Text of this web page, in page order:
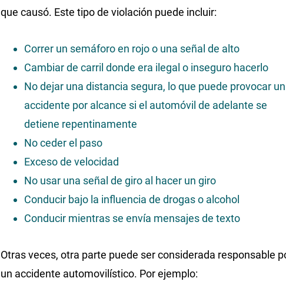
que causó. Este tipo de violación puede incluir:
Correr un semáforo en rojo o una señal de alto
Cambiar de carril donde era ilegal o inseguro hacerlo
No dejar una distancia segura, lo que puede provocar un
accidente por alcance si el automóvil de adelante se
detiene repentinamente
No ceder el paso
Exceso de velocidad
No usar una señal de giro al hacer un giro
Conducir bajo la influencia de drogas o alcohol
Conducir mientras se envía mensajes de texto
Otras veces, otra parte puede ser considerada responsable
un accidente automovilístico. Por ejemplo: